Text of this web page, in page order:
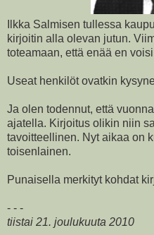
Ilkka Salmisen tullessa
kirjoitin alla olevan jutun.
toteamaan, että enää en
Useat henkilöt ovatkin
Ja olen todennut, että
ajatella. Kirjoitus olikin niin
tavoitteellinen. Nyt aikaa on
toisenlainen.
Punaisella merkityt kohdat
- - -
tiistai 21. joulukuuta 2010